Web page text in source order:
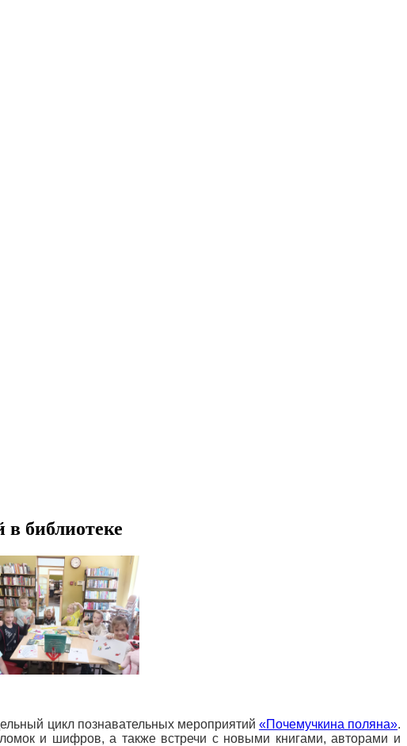
библиотеке
цикл познавательных мероприятий «Почемучкина поляна».
и шифров, а также встречи с новыми книгами, авторами и